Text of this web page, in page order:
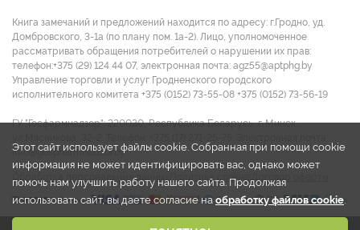
Книга замечаний и предложений находится по адресу: г.Гродно, уд.
Домбровского, 3-1а (по плану пом. 1а-2). Лицо, уполномоченное
рассматривать обращения потребителей о нарушении их прав:
телефон:+375 (29) 124 44 07, электронная почта: agz55@aptphg.by
Управление торговли и услуг Гродненского городского
исполнительного комитета +375 (0152) 73-55-08 +375 (0152) 73-56-19
ГУ "Госфармнадзор": 220030, Республика Беларусь, г. Минск,
info@gospharmnadzor.by
Обработка персональных данных Политика cookies
Этот сайт использует файлы cookie. Собранная при помощи cookie
информация не может идентифицировать вас, однако может
помочь нам улучшить работу нашего сайта. Продолжая
использовать сайт, вы даете согласие на обработку файлов cookie.